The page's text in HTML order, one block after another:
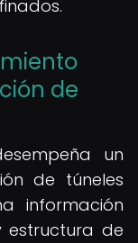
de
un
de túneles
información
estructura de